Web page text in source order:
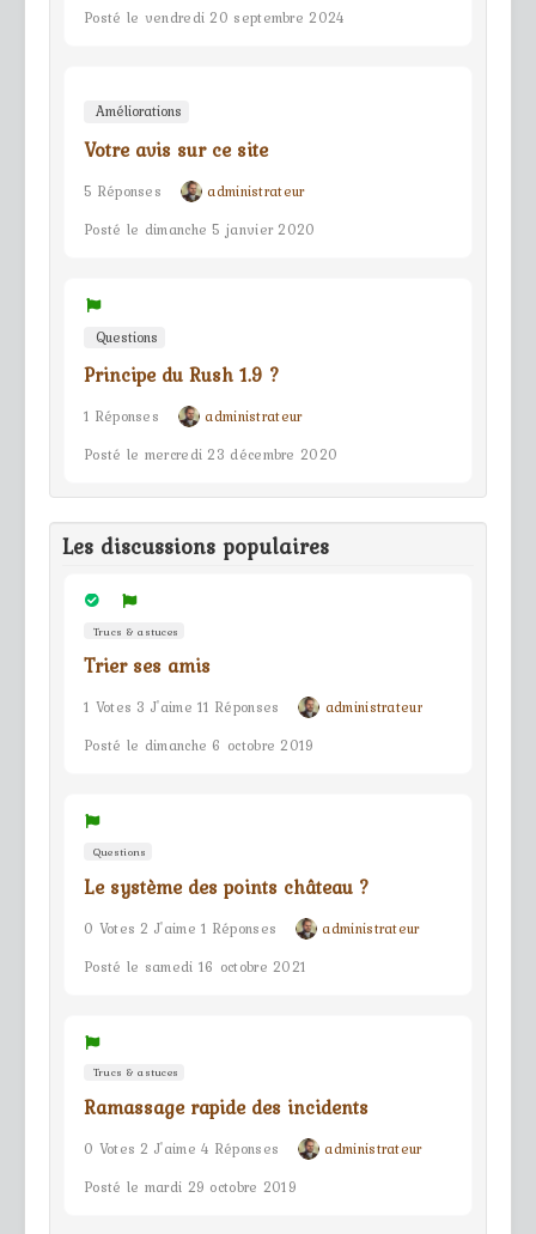
Posté le vendredi 20 septembre 2024
Améliorations
Votre avis sur ce site
5 Réponses
administrateur
Posté le dimanche 5 janvier 2020
Questions
Principe du Rush 1.9 ?
1 Réponses
administrateur
Posté le mercredi 23 décembre 2020
Les discussions populaires
Trucs & astuces
Trier ses amis
1 Votes 3 J'aime 11 Réponses
administrateur
Posté le dimanche 6 octobre 2019
Questions
Le système des points château ?
0 Votes 2 J'aime 1 Réponses
administrateur
Posté le samedi 16 octobre 2021
Trucs & astuces
Ramassage rapide des incidents
0 Votes 2 J'aime 4 Réponses
administrateur
Posté le mardi 29 octobre 2019